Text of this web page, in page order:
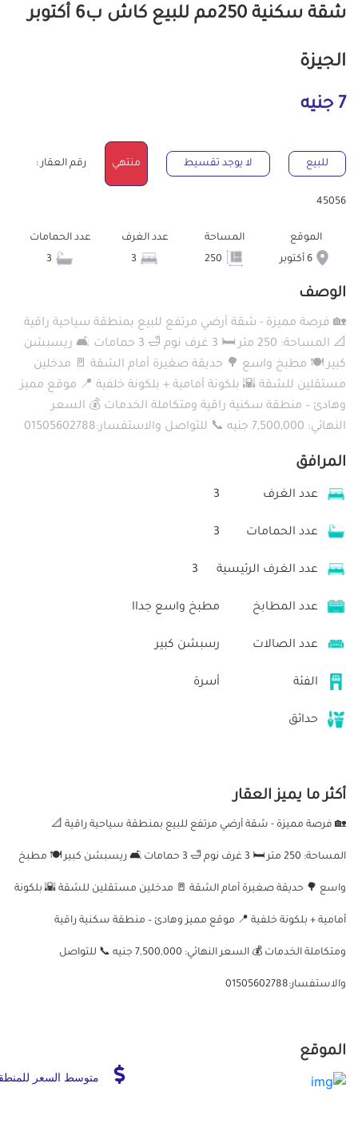
شقة سكنية 250مم للبيع كاش ب6 أكتوبر
الجيزة
7 جنيه
للبيع لا يوجد تقسيط منتهي رقم العقار :
45056
الموقع
6 أكتوبر
المساحة
عدد الغرف
عدد الحمامات
الوصف
🏡 فرصة مميزة - شقة أرضي مرتفع للبيع بمنطقة سياحية راقية
📐 المساحة: 250 متر 🛏️ 3 غرف نوم 🛁 3 حمامات 🛋️ ريسبشن
كبير 🍽️ مطبخ واسع 🌳 حديقة صغيرة أمام الشقة 🚪 مدخلين
مستقلين للشقة 🌇 بلكونة أمامية + بلكونة خلفية 📍 موقع مميز
وهادئ – منطقة سكنية راقية ومتكاملة الخدمات 💰 السعر
النهائي: 7,500,000 جنيه 📞 للتواصل والاستفسار:01505602788
المرافق
عدد الغرف 3
عدد الحمامات 3
عدد الغرف الرئيسية 3
عدد المطابخ مطبخ واسع جداا
عدد الصالات رسبشن كبير
الفئة أسرة
حدائق
أكثر ما يميز العقار
🏡 فرصة مميزة - شقة أرضي مرتفع للبيع بمنطقة سياحية راقية 📐
المساحة: 250 متر 🛏️ 3 غرف نوم 🛁 3 حمامات 🛋️ ريسبشن كبير 🍽️ مطبخ
واسع 🌳 حديقة صغيرة أمام الشقة 🚪 مدخلين مستقلين للشقة 🌇 بلكونة
أمامية + بلكونة خلفية 📍 موقع مميز وهادئ – منطقة سكنية راقية
ومتكاملة الخدمات 💰 السعر النهائي: 7,500,000 جنيه 📞 للتواصل
والاستفسار:01505602788
الموقع
متوسط السعر